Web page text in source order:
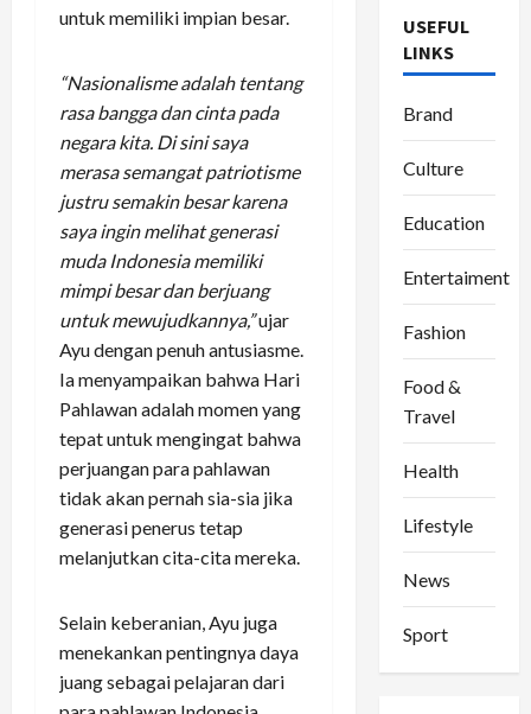
untuk memiliki impian besar.
“Nasionalisme adalah tentang
rasa bangga dan cinta pada
negara kita. Di sini saya
merasa semangat patriotisme
justru semakin besar karena
saya ingin melihat generasi
muda Indonesia memiliki
mimpi besar dan berjuang
untuk mewujudkannya,”ujar
Ayu dengan penuh antusiasme.
Ia menyampaikan bahwa Hari
Pahlawan adalah momen yang
tepat untuk mengingat bahwa
perjuangan para pahlawan
tidak akan pernah sia-sia jika
generasi penerus tetap
melanjutkan cita-cita mereka.
Selain keberanian, Ayu juga
menekankan pentingnya daya
juang sebagai pelajaran dari
USEFUL
LINKS
Brand
Culture
Education
Entertaiment
Fashion
Food &
Travel
Health
Lifestyle
News
Sport